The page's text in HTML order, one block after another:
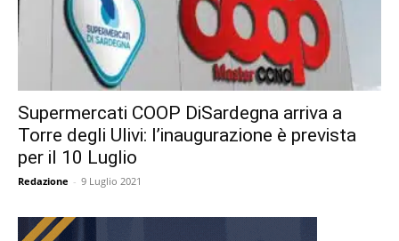
Supermercati COOP DiSardegna arriva a
Torre degli Ulivi: l’inaugurazione è prevista
per il 10 Luglio
Redazione - 9 Luglio 2021